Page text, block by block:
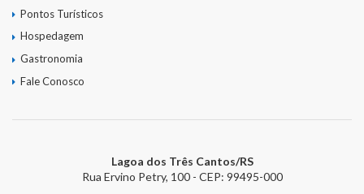
Pontos Turísticos
Hospedagem
Gastronomia
Fale Conosco
Lagoa dos Três Cantos/RS
Rua Ervino Petry, 100 - CEP: 99495-000